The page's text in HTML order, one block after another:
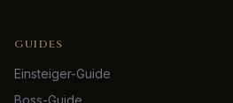
GUIDES
Einsteiger-Guide
Boss-Guide